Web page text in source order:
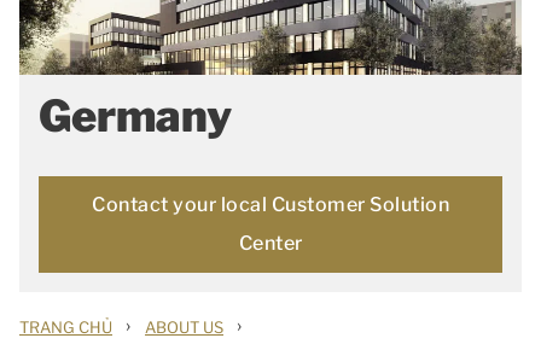
Germany
Contact your local Customer Solution
Center
TRANG CHỦ › ABOUT US ›